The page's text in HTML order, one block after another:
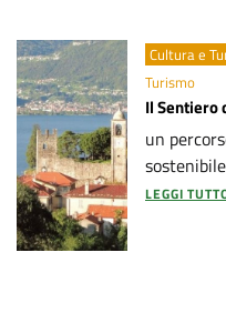
o
g
e
t
t
Cultura e
Turismo
Il Sentiero
un
sostenibile
LEGGI